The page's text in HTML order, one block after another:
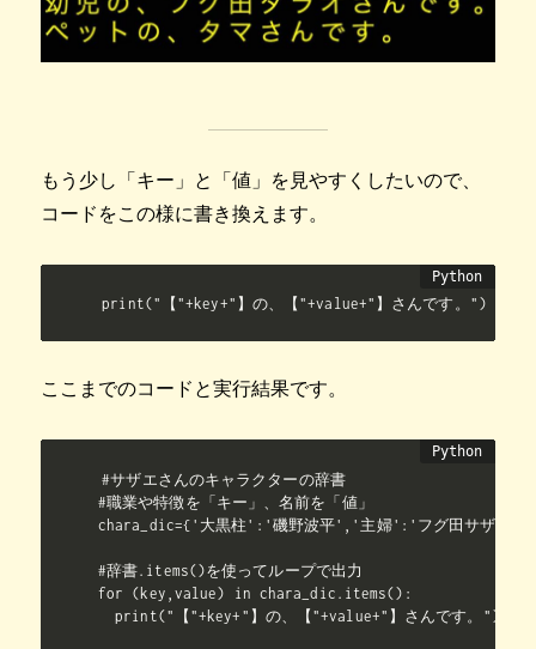
もう少し「キー」と「値」を見やすくしたいので、
コードをこの様に書き換えます。
print("【"+key+"】の、【"+value+"】さんです。")
ここまでのコードと実行結果です。
#サザエさんのキャラクターの辞書
#職業や特徴を「キー」、名前を「値」
chara_dic={'大黒柱':'磯野波平','主婦':'フグ田サザ
#辞書.items()を使ってループで出力
for (key,value) in chara_dic.items():
  print("【"+key+"】の、【"+value+"】さんです。")